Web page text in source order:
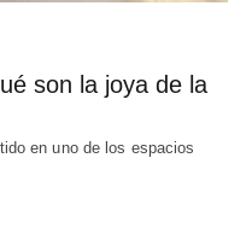
son la joya de la
en uno de los espacios